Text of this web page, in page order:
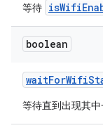
等待
boolean
waitForWifi
等待直到出现其中